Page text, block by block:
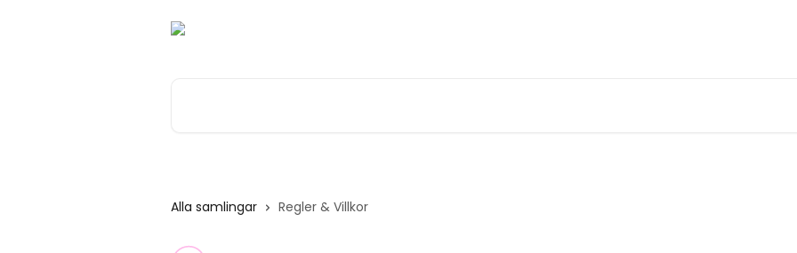
Alla samlingar Regler & Villkor